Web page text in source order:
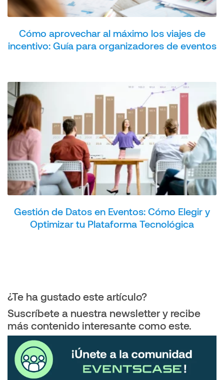
Cómo aprovechar al máximo los viajes de
incentivo: Guía para organizadores de eventos
Gestión de Datos en Eventos: Cómo Elegir y
Optimizar tu Plataforma Tecnológica
¿Te ha gustado este artículo?
Suscríbete a nuestra newsletter y recibe
más contenido interesante como este.